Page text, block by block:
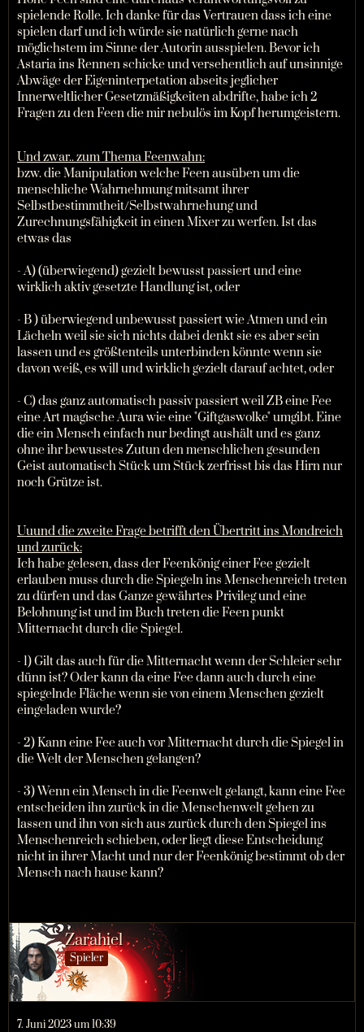
spielende Rolle. Ich danke für das Vertrauen dass ich eine
spielen darf und ich würde sie natürlich gerne nach
möglichstem im Sinne der Autorin ausspielen. Bevor ich
Astaria ins Rennen schicke und versehentlich auf unsinnige
Abwäge der Eigeninterpetation abseits jeglicher
Innerweltlicher Gesetzmäßigkeiten abdrifte, habe ich 2
Fragen zu den Feen die mir nebulös im Kopf herumgeistern.
Und zwar.. zum Thema Feenwahn:
bzw. die Manipulation welche Feen ausüben um die
menschliche Wahrnehmung mitsamt ihrer
Selbstbestimmtheit/Selbstwahrnehung und
Zurechnungsfähigkeit in einen Mixer zu werfen. Ist das
etwas das
- A) (überwiegend) gezielt bewusst passiert und eine
wirklich aktiv gesetzte Handlung ist, oder
- B ) überwiegend unbewusst passiert wie Atmen und ein
Lächeln weil sie sich nichts dabei denkt sie es aber sein
lassen und es größtenteils unterbinden könnte wenn sie
davon weiß, es will und wirklich gezielt darauf achtet, oder
- C) das ganz automatisch passiv passiert weil ZB eine Fee
eine Art magische Aura wie eine "Giftgaswolke" umgibt. Eine
die ein Mensch einfach nur bedingt aushält und es ganz
ohne ihr bewusstes Zutun den menschlichen gesunden
Geist automatisch Stück um Stück zerfrisst bis das Hirn nur
noch Grütze ist.
Uuund die zweite Frage betrifft den Übertritt ins Mondreich
und zurück:
Ich habe gelesen, dass der Feenkönig einer Fee gezielt
erlauben muss durch die Spiegeln ins Menschenreich treten
zu dürfen und das Ganze gewährtes Privileg und eine
Belohnung ist und im Buch treten die Feen punkt
Mitternacht durch die Spiegel.
- 1) Gilt das auch für die Mitternacht wenn der Schleier sehr
dünn ist? Oder kann da eine Fee dann auch durch eine
spiegelnde Fläche wenn sie von einem Menschen gezielt
eingeladen wurde?
- 2) Kann eine Fee auch vor Mitternacht durch die Spiegel in
die Welt der Menschen gelangen?
- 3) Wenn ein Mensch in die Feenwelt gelangt, kann eine Fee
entscheiden ihn zurück in die Menschenwelt gehen zu
lassen und ihn von sich aus zurück durch den Spiegel ins
Menschenreich schieben, oder liegt diese Entscheidung
nicht in ihrer Macht und nur der Feenkönig bestimmt ob der
Mensch nach hause kann?
Zarahiel
Spieler
7. Juni 2023 um 10:39